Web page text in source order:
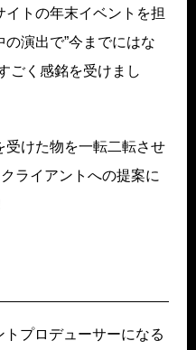
イトの年末イベントを担
演出で”今までにはな
ごく感銘を受けまし
受けた物を一転二転させ
ライアントへの提案に
トプロデューサーになる